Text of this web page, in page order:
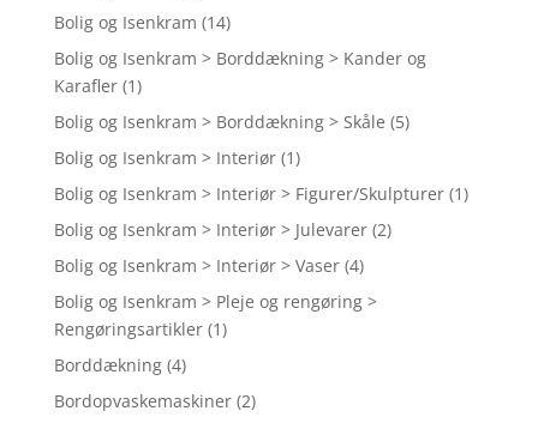
Bolig og Isenkram (14)
Bolig og Isenkram > Borddækning > Kander og
Karafler (1)
Bolig og Isenkram > Borddækning > Skåle (5)
Bolig og Isenkram > Interiør (1)
Bolig og Isenkram > Interiør > Figurer/Skulpturer (1)
Bolig og Isenkram > Interiør > Julevarer (2)
Bolig og Isenkram > Interiør > Vaser (4)
Bolig og Isenkram > Pleje og rengøring >
Rengøringsartikler (1)
Borddækning (4)
Bordopvaskemaskiner (2)